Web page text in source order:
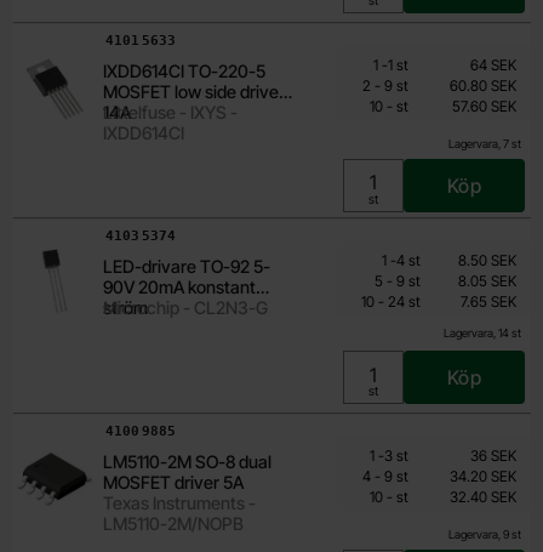
IXDD614CI TO-220-5
MOSFET low side driver
14A
Littelfuse - IXYS -
IXDD614CI
Art. nr
4101 5633
Lagervara, 7 st
Från
57.60 SEK
Inklusive 25% moms
Enhet:
st
Köp
Mängdrabatt
AntalPris /st
1 -till
1 st
64 SEK
2 - till
9 st
60.80 SEK
10 - till
st 57.60 SEK
LED-drivare TO-92 5-
90V 20mA konstant
ström
Microchip - CL2N3-G
Art. nr
4103 5374
Lagervara, 14 st
Från
6.35 SEK
Inklusive 25% moms
Enhet:
st
Köp
Mängdrabatt
Pris /st
1 -till
4 st
8.50 SEK
5 - till
9 st
8.05 SEK
10 - till
24 st 7.65 SEK
LM5110-2M SO-8 dual
MOSFET driver 5A
Texas Instruments -
LM5110-2M/NOPB
Art. nr
4100 9885
Lagervara, 9 st
Från
32.40 SEK
Inklusive 25% moms
Mängdrabatt
Antal Pris /st
1 -till
3 st
36 SEK
4 - till
9 st
34.20 SEK
10 - till
st 32.40 SEK